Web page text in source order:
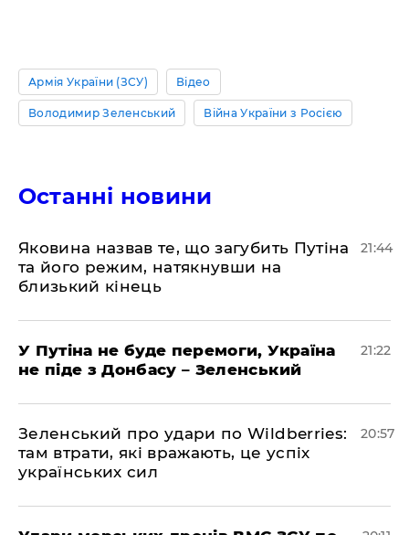
Армія України (ЗСУ) Відео
Володимир Зеленський Війна України з Росією
Останні новини
Яковина назвав те, що загубить Путіна
та його режим, натякнувши на
близький кінець
21:44
У Путіна не буде перемоги, Україна
не піде з Донбасу – Зеленський
21:22
Зеленський про удари по Wildberries:
там втрати, які вражають, це успіх
українських сил
20:57